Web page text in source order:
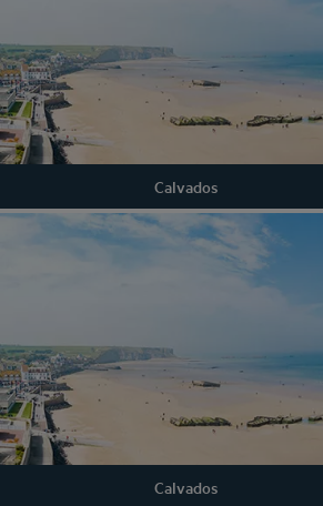
Calvados
Calvados